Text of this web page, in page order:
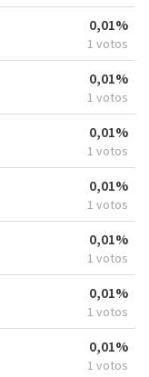
0,01%
1 votos
0,01%
1 votos
0,01%
1 votos
0,01%
1 votos
0,01%
1 votos
0,01%
1 votos
0,01%
1 votos